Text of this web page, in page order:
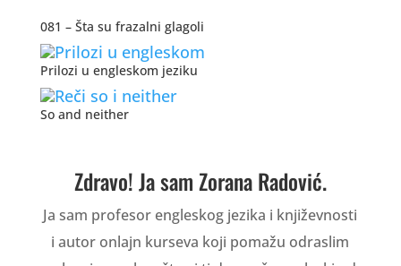
081 – Šta su frazalni glagoli
Prilozi u engleskom jeziku
So and neither
Zdravo! Ja sam Zorana Radović.
Ja sam profesor engleskog jezika i književnosti
i autor onlajn kurseva koji pomažu odraslim